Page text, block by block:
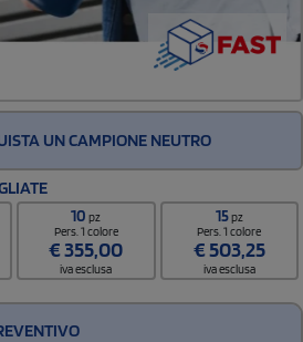
UN CAMPIONE NEUTRO
10pz
Pers. 1 colore
€355,00
iva esclusa
15pz
Pers. 1 colore
€503,25
iva esclusa